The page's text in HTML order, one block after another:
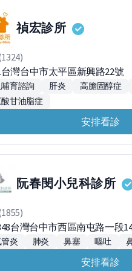
禎宏診所
台灣台中市太平區新興路22號
育諮詢 肝炎 高膽固醇症
甘油脂症
安排看診
阮春閔小兒科診所
台灣台中市西區南屯路一段
炎 肺炎 鼻塞 嘔吐
安排看診